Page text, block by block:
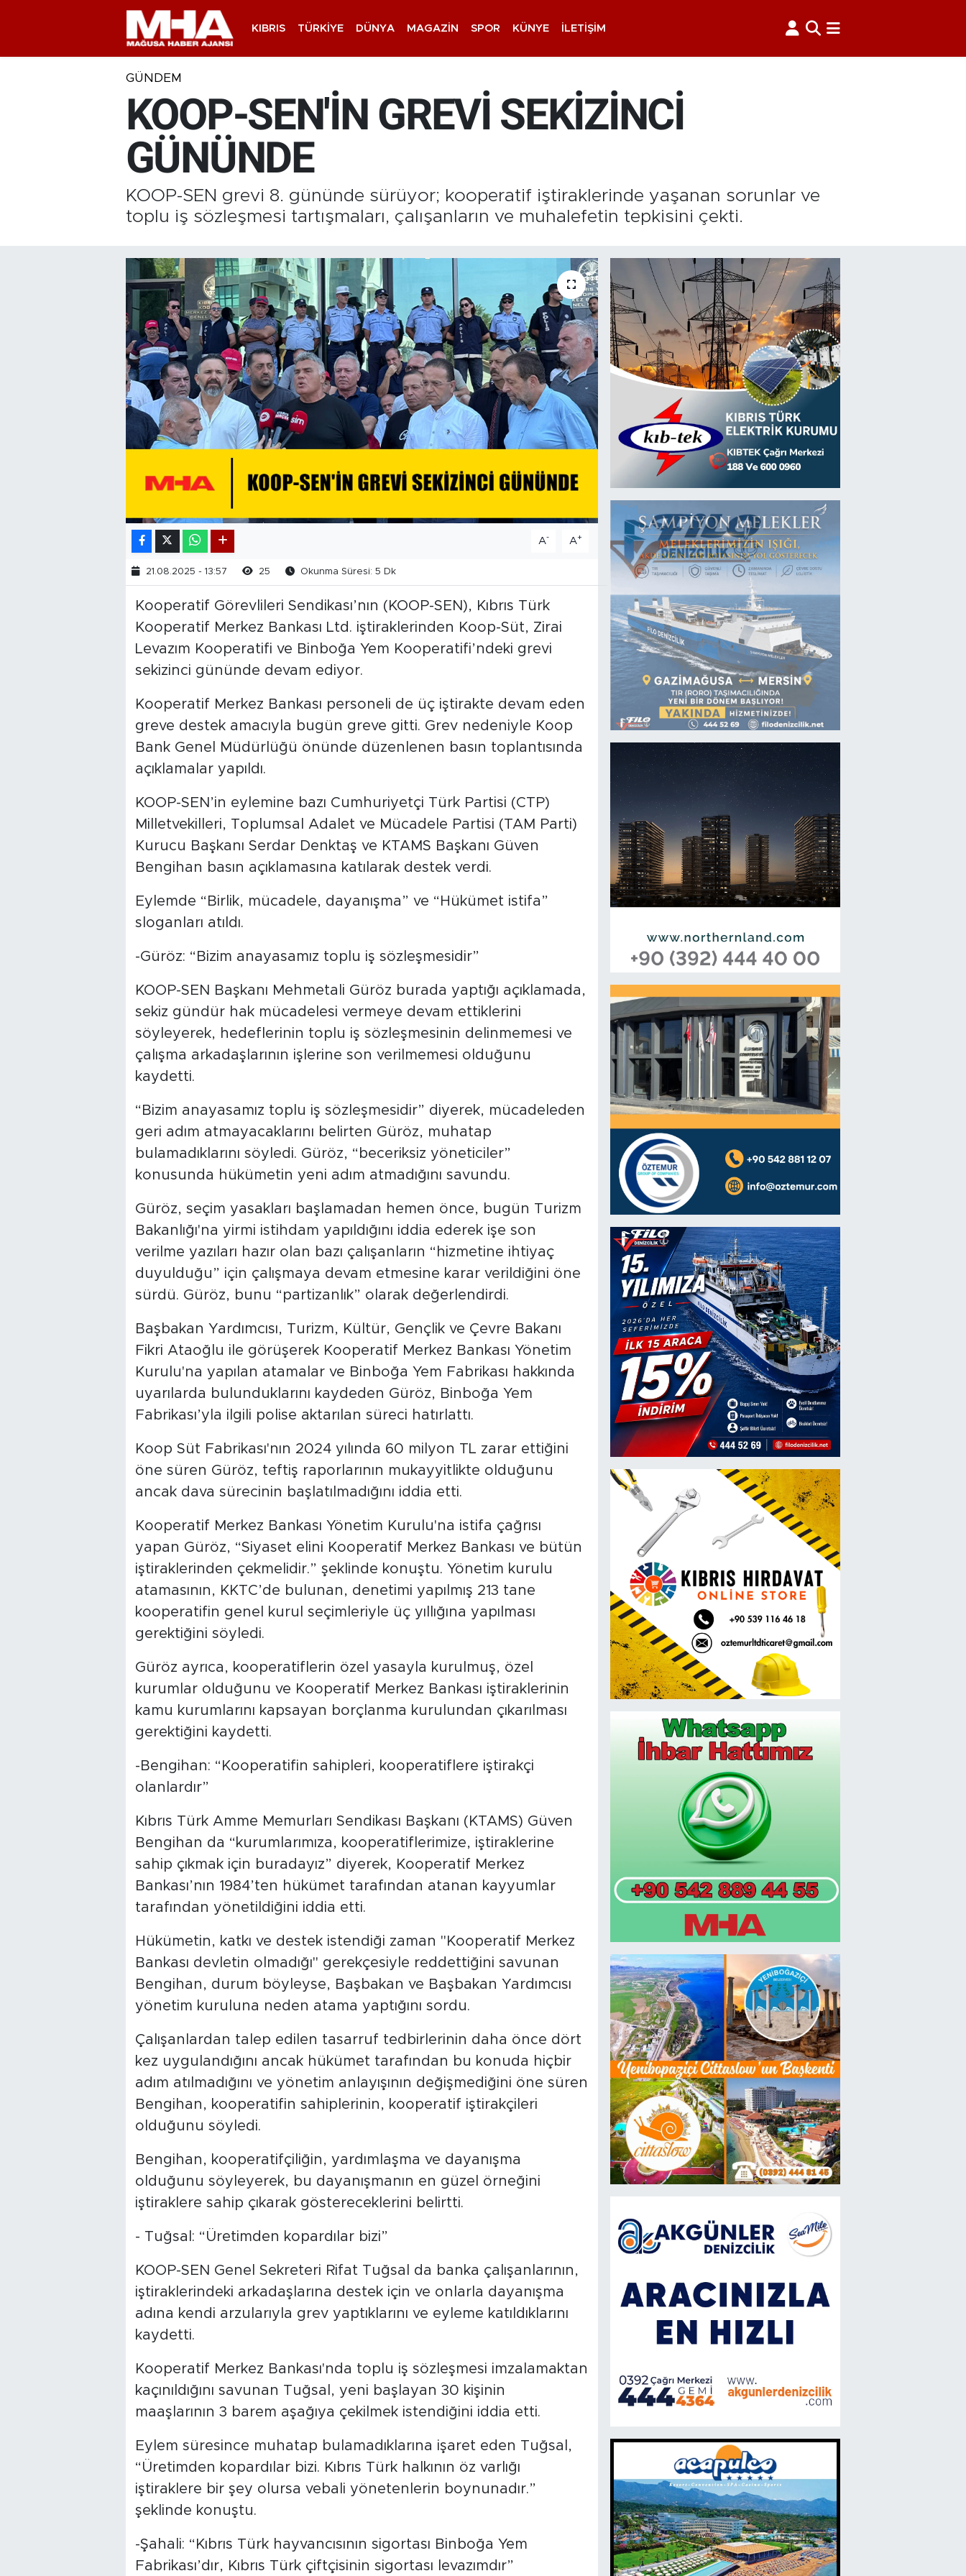
KIBRIS TÜRKIYE DÜNYA MAGAZIN SPOR KÜNYE İLETIŞIM
GÜNDEM
KOOP-SEN'İN GREVİ SEKİZİNCİ
GÜNÜNDE
KOOP-SEN grevi 8. gününde sürüyor; kooperatif iştiraklerinde yaşanan sorunlar ve
toplu iş sözleşmesi tartışmaları, çalışanların ve muhalefetin tepkisini çekti.
A- A+
21.08.2025 - 13:57 25 Okunma Süresi: 5 Dk
Kooperatif Görevlileri Sendikası’nın (KOOP-SEN), Kıbrıs Türk
Kooperatif Merkez Bankası Ltd. iştiraklerinden Koop-Süt, Zirai
Levazım Kooperatifi ve Binboğa Yem Kooperatifi’ndeki grevi
sekizinci gününde devam ediyor.
Kooperatif Merkez Bankası personeli de üç iştirakte devam eden
greve destek amacıyla bugün greve gitti. Grev nedeniyle Koop
Bank Genel Müdürlüğü önünde düzenlenen basın toplantısında
açıklamalar yapıldı.
KOOP-SEN’in eylemine bazı Cumhuriyetçi Türk Partisi (CTP)
Milletvekilleri, Toplumsal Adalet ve Mücadele Partisi (TAM Parti)
Kurucu Başkanı Serdar Denktaş ve KTAMS Başkanı Güven
Bengihan basın açıklamasına katılarak destek verdi.
Eylemde “Birlik, mücadele, dayanışma” ve “Hükümet istifa”
sloganları atıldı.
-Güröz: “Bizim anayasamız toplu iş sözleşmesidir”
KOOP-SEN Başkanı Mehmetali Güröz burada yaptığı açıklamada,
sekiz gündür hak mücadelesi vermeye devam ettiklerini
söyleyerek, hedeflerinin toplu iş sözleşmesinin delinmemesi ve
çalışma arkadaşlarının işlerine son verilmemesi olduğunu
kaydetti.
“Bizim anayasamız toplu iş sözleşmesidir” diyerek, mücadeleden
geri adım atmayacaklarını belirten Güröz, muhatap
bulamadıklarını söyledi. Güröz, “beceriksiz yöneticiler”
konusunda hükümetin yeni adım atmadığını savundu.
Güröz, seçim yasakları başlamadan hemen önce, bugün Turizm
Bakanlığı'na yirmi istihdam yapıldığını iddia ederek işe son
verilme yazıları hazır olan bazı çalışanların “hizmetine ihtiyaç
duyulduğu” için çalışmaya devam etmesine karar verildiğini öne
sürdü. Güröz, bunu “partizanlık” olarak değerlendirdi.
Başbakan Yardımcısı, Turizm, Kültür, Gençlik ve Çevre Bakanı
Fikri Ataoğlu ile görüşerek Kooperatif Merkez Bankası Yönetim
Kurulu'na yapılan atamalar ve Binboğa Yem Fabrikası hakkında
uyarılarda bulunduklarını kaydeden Güröz, Binboğa Yem
Fabrikası’yla ilgili polise aktarılan süreci hatırlattı.
Koop Süt Fabrikası'nın 2024 yılında 60 milyon TL zarar ettiğini
öne süren Güröz, teftiş raporlarının mukayyitlikte olduğunu
ancak dava sürecinin başlatılmadığını iddia etti.
Kooperatif Merkez Bankası Yönetim Kurulu'na istifa çağrısı
yapan Güröz, “Siyaset elini Kooperatif Merkez Bankası ve bütün
iştiraklerinden çekmelidir.” şeklinde konuştu. Yönetim kurulu
atamasının, KKTC’de bulunan, denetimi yapılmış 213 tane
kooperatifin genel kurul seçimleriyle üç yıllığına yapılması
gerektiğini söyledi.
Güröz ayrıca, kooperatiflerin özel yasayla kurulmuş, özel
kurumlar olduğunu ve Kooperatif Merkez Bankası iştiraklerinin
kamu kurumlarını kapsayan borçlanma kurulundan çıkarılması
gerektiğini kaydetti.
-Bengihan: “Kooperatifin sahipleri, kooperatiflere iştirakçi
olanlardır”
Kıbrıs Türk Amme Memurları Sendikası Başkanı (KTAMS) Güven
Bengihan da “kurumlarımıza, kooperatiflerimize, iştiraklerine
sahip çıkmak için buradayız” diyerek, Kooperatif Merkez
Bankası’nın 1984’ten hükümet tarafından atanan kayyumlar
tarafından yönetildiğini iddia etti.
Hükümetin, katkı ve destek istendiği zaman "Kooperatif Merkez
Bankası devletin olmadığı" gerekçesiyle reddettiğini savunan
Bengihan, durum böyleyse, Başbakan ve Başbakan Yardımcısı
yönetim kuruluna neden atama yaptığını sordu.
Çalışanlardan talep edilen tasarruf tedbirlerinin daha önce dört
kez uygulandığını ancak hükümet tarafından bu konuda hiçbir
adım atılmadığını ve yönetim anlayışının değişmediğini öne süren
Bengihan, kooperatifin sahiplerinin, kooperatif iştirakçileri
olduğunu söyledi.
Bengihan, kooperatifçiliğin, yardımlaşma ve dayanışma
olduğunu söyleyerek, bu dayanışmanın en güzel örneğini
iştiraklere sahip çıkarak göstereceklerini belirtti.
- Tuğsal: “Üretimden kopardılar bizi”
KOOP-SEN Genel Sekreteri Rifat Tuğsal da banka çalışanlarının,
iştiraklerindeki arkadaşlarına destek için ve onlarla dayanışma
adına kendi arzularıyla grev yaptıklarını ve eyleme katıldıklarını
kaydetti.
Kooperatif Merkez Bankası'nda toplu iş sözleşmesi imzalamaktan
kaçınıldığını savunan Tuğsal, yeni başlayan 30 kişinin
maaşlarının 3 barem aşağıya çekilmek istendiğini iddia etti.
Eylem süresince muhatap bulamadıklarına işaret eden Tuğsal,
“Üretimden kopardılar bizi. Kıbrıs Türk halkının öz varlığı
iştiraklere bir şey olursa vebali yönetenlerin boynunadır.”
şeklinde konuştu.
-Şahali: “Kıbrıs Türk hayvancısının sigortası Binboğa Yem
Fabrikası’dır, Kıbrıs Türk çiftçisinin sigortası levazımdır”